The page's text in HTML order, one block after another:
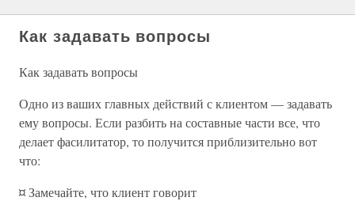
Как задавать вопросы
Как задавать вопросы
Одно из ваших главных действий с клиентом — задавать
ему вопросы. Если разбить на составные части все, что
делает фасилитатор, то получится приблизительно вот
что:
¤ Замечайте, что клиент говорит